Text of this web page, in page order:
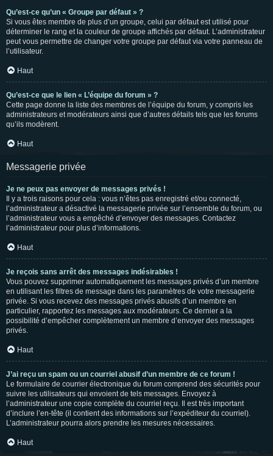
Qu’est-ce qu’un « Groupe par défaut » ?
Si vous êtes membre de plus d’un groupe, celui par défaut est utilisé pour
déterminer le rang et la couleur de groupe affichés par défaut. L’administrateur
peut vous permettre de changer votre groupe par défaut via votre panneau de
l’utilisateur.
Haut
Qu’est-ce que le lien « L’équipe du forum » ?
Cette page donne la liste des membres de l’équipe du forum, y compris les
administrateurs et modérateurs ainsi que d’autres détails tels que les forums
qu’ils modèrent.
Haut
Messagerie privée
Je ne peux pas envoyer de messages privés !
Il y a trois raisons pour cela : vous n’êtes pas enregistré et/ou connecté,
l’administrateur a désactivé la messagerie privée sur l’ensemble du forum, ou
l’administrateur vous a empêché d’envoyer des messages. Contactez
l’administrateur pour plus d’informations.
Haut
Je reçois sans arrêt des messages indésirables !
Vous pouvez supprimer automatiquement les messages privés d’un membre
en utilisant les filtres de message dans les paramètres de votre messagerie
privée. Si vous recevez des messages privés abusifs d’un membre en
particulier, rapportez les messages aux modérateurs. Ce dernier a la
possibilité d’empêcher complètement un membre d’envoyer des messages
privés.
Haut
J’ai reçu un spam ou un courriel abusif d’un membre de ce forum !
Le formulaire de courrier électronique du forum comprend des sécurités pour
suivre les utilisateurs qui envoient de tels messages. Envoyez à
l’administrateur une copie complète du courriel reçu. Il est très important
d’inclure l’en-tête (il contient des informations sur l’expéditeur du courriel).
L’administrateur pourra alors prendre les mesures nécessaires.
Haut